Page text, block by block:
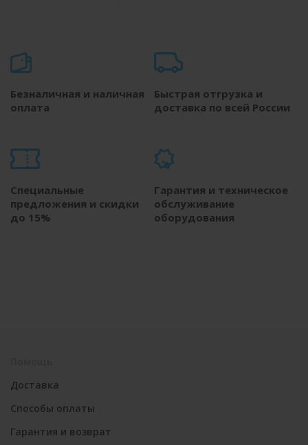
Безналичная и наличная
оплата
Быстрая отгрузка и
доставка по всей России
Специальные
предложения и скидки
до 15%
Гарантия и техническое
обслуживание
оборудования
Доставка
Способы оплаты
Гарантия и возврат